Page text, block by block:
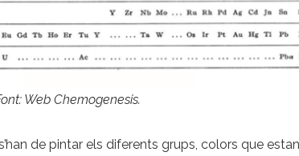
Web Chemogenesis.
de pintar els diferents grups, colors que